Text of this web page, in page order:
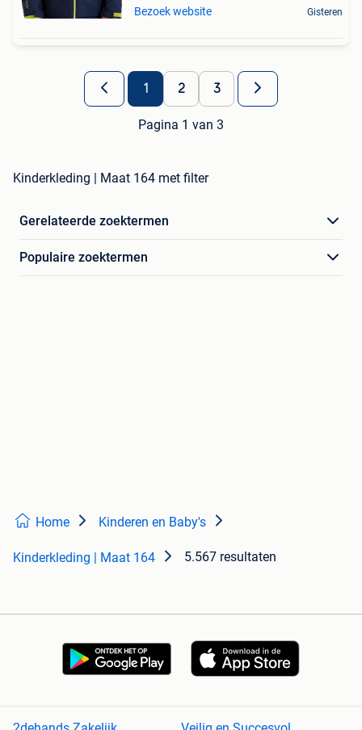
Bezoek website Gisteren
1 2 3
Pagina 1 van 3
Kinderkleding | Maat 164 met filter
Gerelateerde zoektermen
Populaire zoektermen
Home Kinderen en Baby's
Kinderkleding | Maat 164 5.567 resultaten